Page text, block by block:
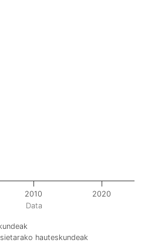
Data
hauteskundeak
2010 2020